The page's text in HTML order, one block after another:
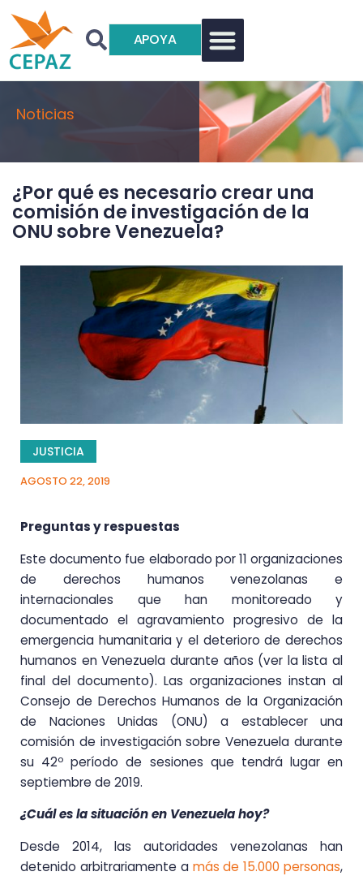
APOYA
Noticias
¿Por qué es necesario crear una
comisión de investigación de la
ONU sobre Venezuela?
JUSTICIA
AGOSTO 22, 2019
Preguntas y respuestas
Este documento fue elaborado por 11 organizaciones
de derechos humanos venezolanas e
internacionales que han monitoreado y
documentado el agravamiento progresivo de la
emergencia humanitaria y el deterioro de derechos
humanos en Venezuela durante años (ver la lista al
final del documento). Las organizaciones instan al
Consejo de Derechos Humanos de la Organización
de Naciones Unidas (ONU) a establecer una
comisión de investigación sobre Venezuela durante
su 42º período de sesiones que tendrá lugar en
septiembre de 2019.
¿Cuál es la situación en Venezuela hoy?
Desde 2014, las autoridades venezolanas han
detenido arbitrariamente a más de 15.000 personas,